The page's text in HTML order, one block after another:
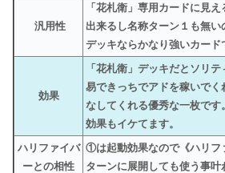
汎用性
「花札衛」専用カードに見
出来るし名称ターン１も無
デッキならかなり強いカード
効果
「花札衛」デッキだとソリ
易できっちでアドを稼いでく
なしてくれる優秀な一枚で
効果もイケてます。
ハリファイバ
ーとの相性
①は起動効果なので《ハリフ
ターンに展開しても使う事叶